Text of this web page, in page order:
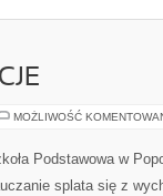
MOŻLIWOŚĆ
Podstawowa w
splata się z